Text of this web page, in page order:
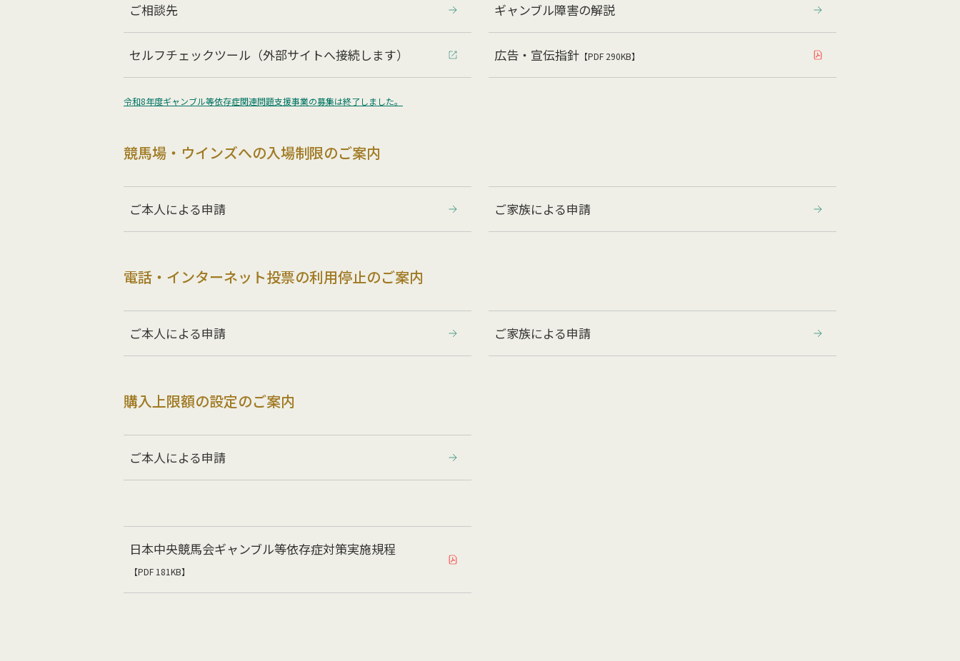
ご相談先 ギャンブル障害の解説
セルフチェックツール（外部サイトへ接続します） 広告・宣伝指針 【PDF 290KB】
令和8年度ギャンブル等依存症関連問題支援事業の募集は終了しました。
競馬場・ウインズへの入場制限のご案内
ご本人による申請 ご家族による申請
電話・インターネット投票の利用停止のご案内
ご本人による申請 ご家族による申請
購入上限額の設定のご案内
ご本人による申請
日本中央競馬会ギャンブル等依存症対策実施規程
【PDF 181KB】